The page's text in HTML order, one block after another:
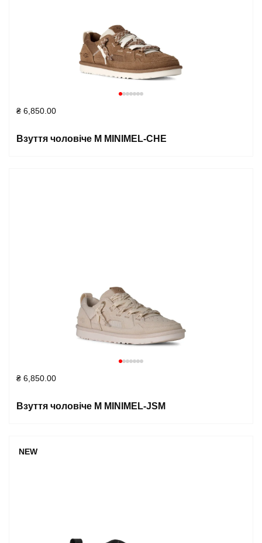
₴ 6,850.00
Взуття чоловіче M MINIMEL-CHE
₴ 6,850.00
Взуття чоловіче M MINIMEL-JSM
NEW